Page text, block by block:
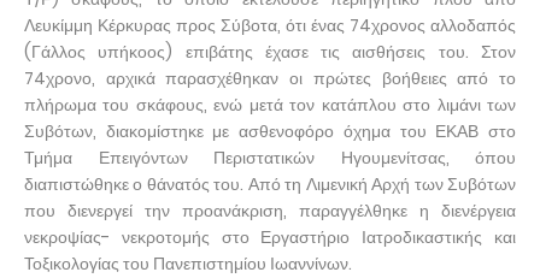
Λευκίμμη Κέρκυρας προς Σύβοτα, ότι ένας 74χρονος αλλοδαπός
(Γάλλος υπήκοος) επιβάτης έχασε τις αισθήσεις του. Στον
74χρονο, αρχικά παρασχέθηκαν οι πρώτες βοήθειες από το
πλήρωμα του σκάφους, ενώ μετά τον κατάπλου στο λιμάνι των
Συβότων, διακομίστηκε με ασθενοφόρο όχημα του ΕΚΑΒ στο
Τμήμα Επειγόντων Περιστατικών Ηγουμενίτσας, όπου
διαπιστώθηκε ο θάνατός του. Από τη Λιμενική Αρχή των Συβότων
που διενεργεί την προανάκριση, παραγγέλθηκε η διενέργεια
νεκροψίας- νεκροτομής στο Εργαστήριο Ιατροδικαστικής και
Τοξικολογίας του Πανεπιστημίου Ιωαννίνων.